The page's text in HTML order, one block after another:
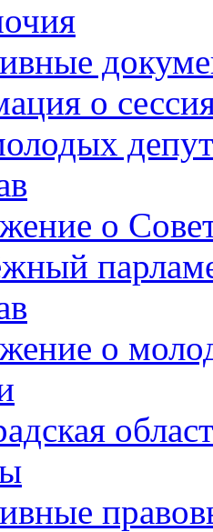
о
о
о